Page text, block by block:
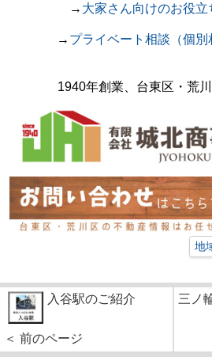
→ 大家さん向けのお役
→ プライベート相談（個別
1940年創業、台東区・荒
地
入谷駅のご紹介
＜ 前のページ
三ノ